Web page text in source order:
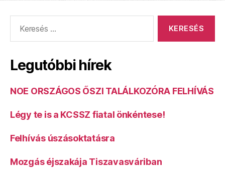
Legutóbbi hírek
NOE ORSZÁGOS ŐSZI TALÁLKOZÓRA FELHÍVÁS
Légy te is a KCSSZ fiatal önkéntese!
Felhívás úszásoktatásra
Mozgás éjszakája Tiszavasváriban